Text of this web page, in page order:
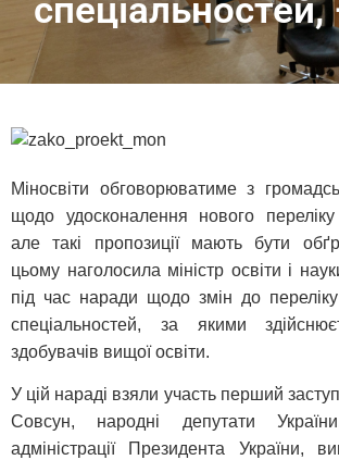
Міносвіти обговорюватиме з
щодо удосконалення нового переліку
але такі пропозиції мають бути
цьому наголосила міністр освіти і
під час наради щодо змін до
спеціальностей, за якими
здобувачів вищої освіти.
У цій нараді взяли участь перший
Совсун, народні депутати
адміністрації Президента України,